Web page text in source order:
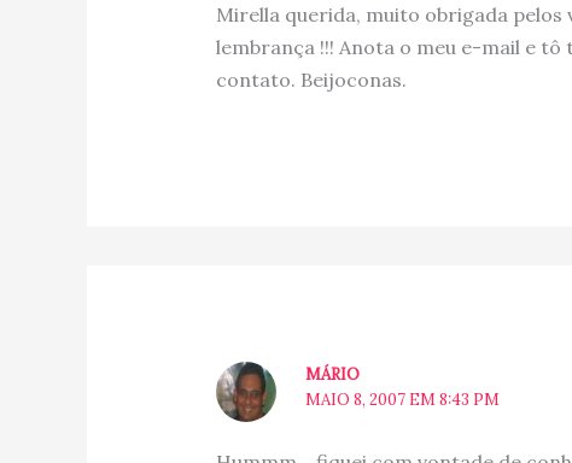
Mirella querida, muito obrigada
lembrança !!! Anota o meu e-mail e
contato. Beijoconas.
MÁRIO
MAIO 8, 2007 EM 8:43 PM